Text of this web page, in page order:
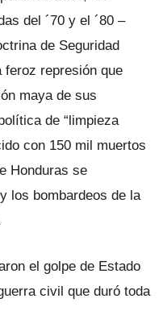
del ´70 y el ´80 –
de Seguridad
feroz represión que
maya de sus
de “limpieza
con 150 mil muertos
Honduras se
los bombardeos de la
el golpe de Estado
civil que duró toda